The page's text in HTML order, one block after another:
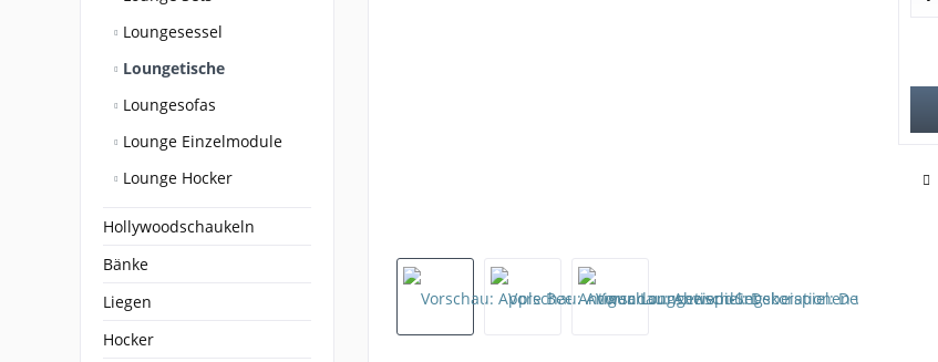
Loungesessel
Loungetische
Loungesofas
Lounge Einzelmodule
Lounge Hocker
Hollywoodschaukeln
Bänke
Liegen
Hocker